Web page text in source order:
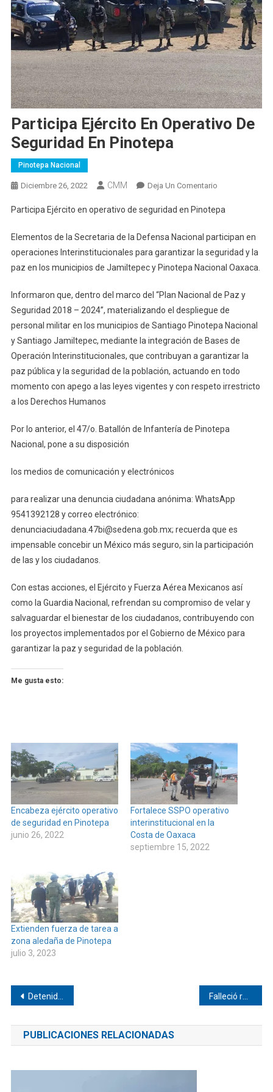
Participa Ejército En Operativo De
Seguridad En Pinotepa
Pinotepa Nacional
Diciembre 26, 2022 CMM Deja Un ComentarioEn
Ejército
Operativo
De
Seguridad
Pinotepa
Participa Ejército en operativo de seguridad en Pinotepa
Elementos de la Secretaria de la Defensa Nacional participan en
operaciones Interinstitucionales para garantizar la seguridad y la
paz en los municipios de Jamiltepec y Pinotepa Nacional Oaxaca.
Informaron que, dentro del marco del “Plan Nacional de Paz y
Seguridad 2018 – 2024”, materializando el despliegue de
personal militar en los municipios de Santiago Pinotepa Nacional
y Santiago Jamiltepec, mediante la integración de Bases de
Operación Interinstitucionales, que contribuyan a garantizar la
paz pública y la seguridad de la población, actuando en todo
momento con apego a las leyes vigentes y con respeto irrestricto
a los Derechos Humanos
Por lo anterior, el 47/o. Batallón de Infantería de Pinotepa
Nacional, pone a su disposición
los medios de comunicación y electrónicos
para realizar una denuncia ciudadana anónima: WhatsApp
9541392128 y correo electrónico:
denunciaciudadana.47bi@sedena.gob.mx; recuerda que es
impensable concebir un México más seguro, sin la participación
de las y los ciudadanos.
Con estas acciones, el Ejército y Fuerza Aérea Mexicanos así
como la Guardia Nacional, refrendan su compromiso de velar y
salvaguardar el bienestar de los ciudadanos, contribuyendo con
los proyectos implementados por el Gobierno de México para
garantizar la paz y seguridad de la población.
Me gusta esto:
Encabeza ejército operativo
de seguridad en Pinotepa
junio 26, 2022
Fortalece SSPO operativo
interinstitucional en la
Costa de Oaxaca
septiembre 15, 2022
Extienden fuerza de tarea a
zona aledaña de Pinotepa
julio 3, 2023
Navegación
de
entradas
Detenidos y heridos tras enfrentamiento en Pinotepa Falleció rector de las Universidades SUNEO de Oaxaca
PUBLICACIONES RELACIONADAS